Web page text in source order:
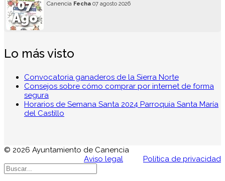
07
Ago
Canencia Fecha 07 agosto 2026
Lo más visto
Convocatoria ganaderos de la Sierra Norte
Consejos sobre cómo comprar por internet de forma
segura
Horarios de Semana Santa 2024 Parroquia Santa María
del Castillo
© 2026 Ayuntamiento de Canencia
Aviso legal
Política de privacidad